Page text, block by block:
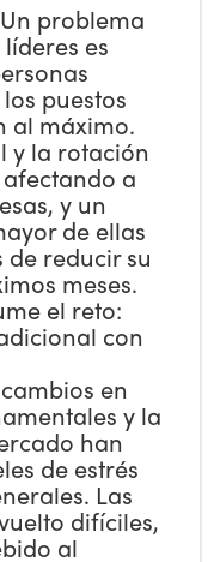
Un problema
es
puestos
al máximo.
y la rotación
a
y un
de ellas
reducir su
meses.
el reto:
con
en
y la
han
de estrés
Las
difíciles,
al